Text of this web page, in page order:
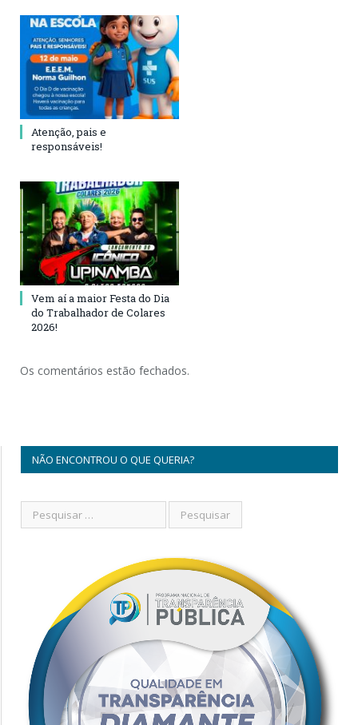
Atenção, pais e
responsáveis!
Vem aí a maior Festa do Dia
do Trabalhador de Colares
2026!
Os comentários estão fechados.
NÃO ENCONTROU O QUE QUERIA?